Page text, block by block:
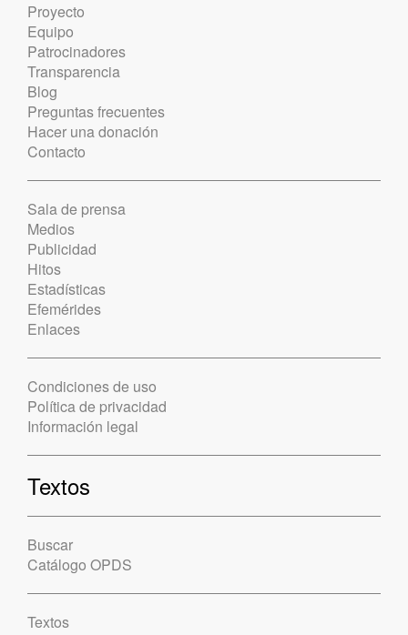
Proyecto
Equipo
Patrocinadores
Transparencia
Blog
Preguntas frecuentes
Hacer una donación
Contacto
Sala de prensa
Medios
Publicidad
Hitos
Estadísticas
Efemérides
Enlaces
Condiciones de uso
Política de privacidad
Información legal
Textos
Buscar
Catálogo OPDS
Textos